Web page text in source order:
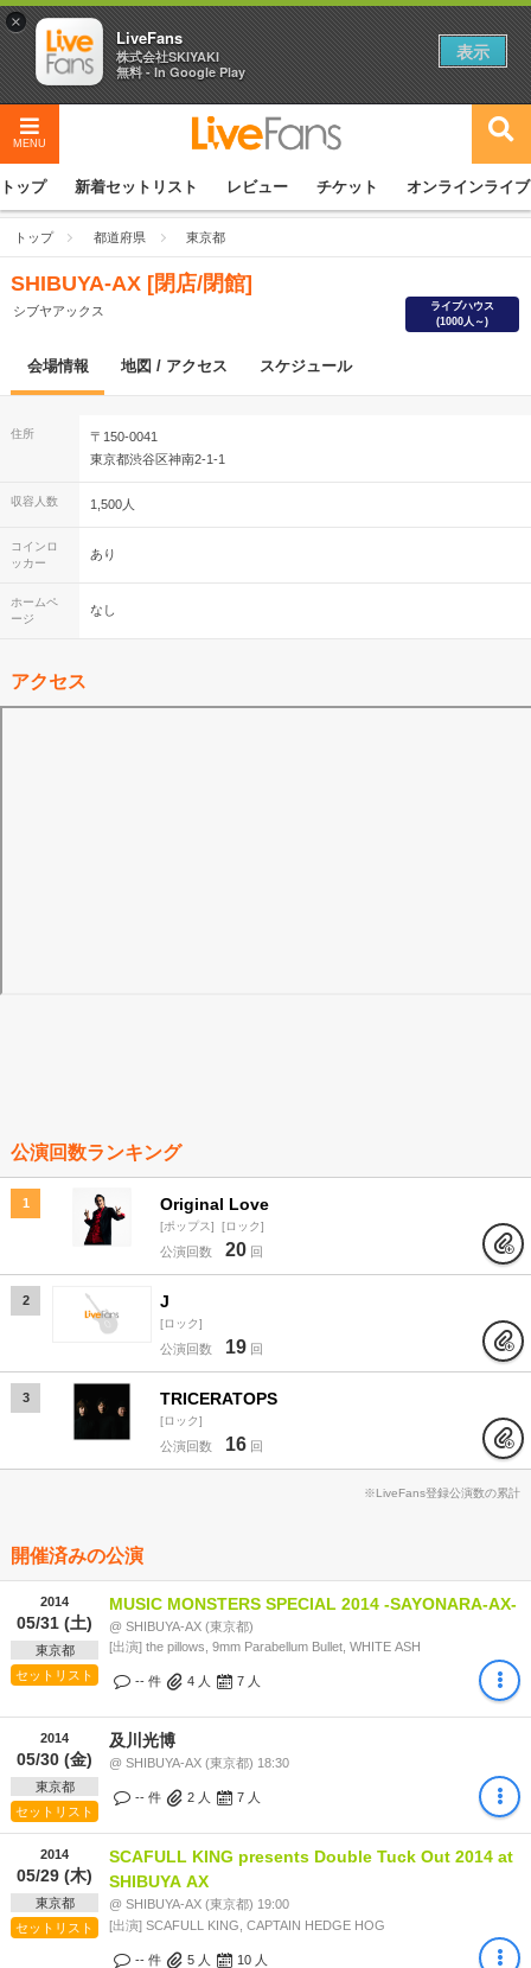
MENU
トップ 新着セットリスト レビュー チケット オンラインライブ
トップ 都道府県 東京都
SHIBUYA-AX [閉店/閉館]
シブヤアックス
ライブハウス
(1000人～)
会場情報 地図 / アクセス スケジュール
住所
〒150-0041
東京都渋谷区神南2-1-1
収容人数 1,500人
コインロ
ッカー
あり
ホームペ
ージ
なし
アクセス
公演回数ランキング
1 Original Love
ポップス ロック
公演回数 20 回
2 J
ロック
公演回数 19 回
3 TRICERATOPS
ロック
公演回数 16 回
※LiveFans登録公演数の累計
開催済みの公演
2014
05/31 (土)
東京都
セットリスト
MUSIC MONSTERS SPECIAL 2014 -SAYONARA-AX-
@ SHIBUYA-AX (東京都)
[出演] the pillows, 9mm Parabellum Bullet, WHITE ASH
-- 件 4 人 7 人
2014
05/30 (金)
東京都
セットリスト
及川光博
@ SHIBUYA-AX (東京都) 18:30
-- 件 2 人 7 人
2014
05/29 (木)
東京都
セットリスト
SCAFULL KING presents Double Tuck Out 2014 at
SHIBUYA AX
@ SHIBUYA-AX (東京都) 19:00
[出演] SCAFULL KING, CAPTAIN HEDGE HOG
-- 件 5 人 10 人
×
LiveFans
株式会社SKIYAKI
無料 - In Google Play
表示